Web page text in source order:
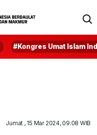
#Kongres Umat Islam
Jumat , 15 Mar 2024, 09:08 WIB